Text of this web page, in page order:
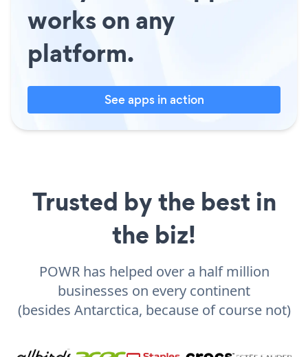
works on any
platform.
See apps in action
Trusted by the best in
the biz!
POWR has helped over a half million
businesses on every continent
(besides Antarctica, because of course not)